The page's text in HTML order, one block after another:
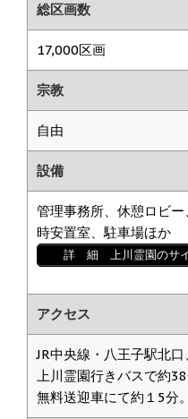
総区画数
17,000区画
宗教
自由
設備
管理事務所、休憩ロビ
時安置室、駐車場ほか
詳 細 上川霊園のサ
アクセス
JR中央線・八王子駅北
上川霊園行きバスで約
無料送迎車にて約１5分